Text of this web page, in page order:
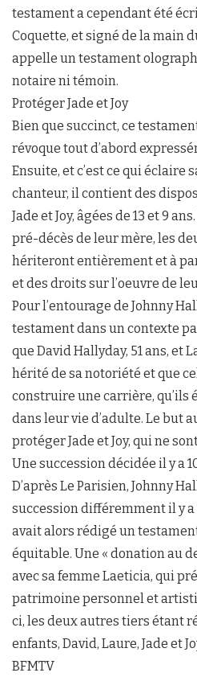
testament a cependant été
Coquette, et signé de la main
appelle un testament
notaire ni témoin.
Protéger Jade et Joy
Bien que succinct, ce
révoque tout d’abord
Ensuite, et c’est ce qui éclaire
chanteur, il contient des
Jade et Joy, âgées de 13 et 9
pré-décès de leur mère, les
hériteront entièrement et à
et des droits sur l’oeuvre de
Pour l’entourage de Johnny
testament dans un contexte
que David Hallyday, 51 ans, et
hérité de sa notoriété et que
construire une carrière, qu’ils
dans leur vie d’adulte. Le but
protéger Jade et Joy, qui ne
Une succession décidée il y a
D’après Le Parisien, Johnny
succession différemment il y a
avait alors rédigé un
équitable. Une « donation au
avec sa femme Laeticia, qui
patrimoine personnel et
ci, les deux autres tiers étant
enfants, David, Laure, Jade et
BFMTV